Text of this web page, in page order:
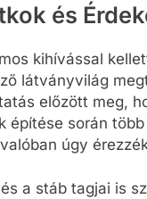
és
kihívással
látványvilág
előzött meg,
építése során
úgy
a stáb tagjai is